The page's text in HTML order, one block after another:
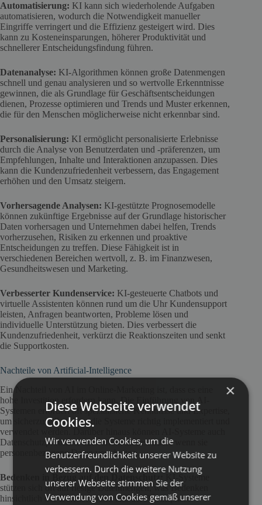
Automatisierung: KI kann sich wiederholende Aufgaben
automatisieren, wodurch die Notwendigkeit manueller
Eingriffe verringert und die Effizienz gesteigert wird. Dies
kann zu Kosteneinsparungen, höherer Produktivität und
schnellerer Entscheidungsfindung führen.
Datenanalyse: KI-Algorithmen können große Datenmengen
schnell und genau analysieren und so wertvolle Erkenntnisse
gewinnen, die als Grundlage für Geschäftsentscheidungen
dienen, Prozesse optimieren und Trends und Muster erkennen,
die für den Menschen möglicherweise nicht erkennbar sind.
Personalisierung: KI ermöglicht personalisierte Erlebnisse
durch die Analyse von Benutzerdaten und -präferenzen, um
Empfehlungen, Inhalte und Interaktionen anzupassen. Dies
kann die Kundenzufriedenheit verbessern, das Engagement
erhöhen und den Umsatz steigern.
Vorhersagende Analysen: KI-gestützte Prognosemodelle
können zukünftige Ergebnisse auf der Grundlage historischer
Daten vorhersagen und Unternehmen dabei helfen, Trends
vorherzusehen, Risiken zu erkennen und proaktive
Entscheidungen zu treffen. Diese Fähigkeit ist in
verschiedenen Bereichen wertvoll, z. B. im Finanzwesen,
Gesundheitswesen und Marketing.
Verbesserter Kundenservice: KI-gesteuerte Chatbots und
virtuelle Assistenten können rund um die Uhr Kundensupport
leisten, Anfragen beantworten, Probleme lösen und
individuelle Unterstützung bieten. Dies verbessert die
Kundenzufriedenheit, verkürzt die Reaktionszeiten und senkt
die Supportkosten.
Nachteile von Artificial-Intelligence
Ein Nachteil von AI im Online-Marketing ist, dass es eine
hohe Investition erfordern kann. Die Einführung von AI-
Systemen erfordert oft spezialisierte Kenntnisse und Expertise,
um sicherzustellen, dass die Systeme richtig implementiert und
verwendet werden. Darüber hinaus können AI-Systeme auch
Datenschutzprobleme aufwerfen, insbesondere wenn sie
personenbezogene Daten verarbeiten.
Bedenken in Bezug auf den Datenschutz:
KI-Systeme
stützen sich oft auf riesige Datenmengen, was Bedenken
hinsichtlich des Datenschutzes und der Privatsphäre
×
Diese Webseite verwendet
Cookies.
Wir verwenden Cookies, um die
Benutzerfreundlichkeit unserer Website zu
verbessern. Durch die weitere Nutzung
unserer Webseite stimmen Sie der
Verwendung von Cookies gemäß unserer